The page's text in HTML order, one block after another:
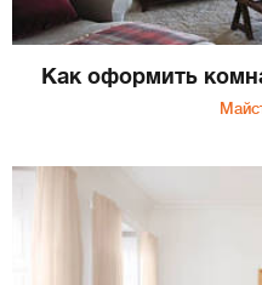
Как оформить